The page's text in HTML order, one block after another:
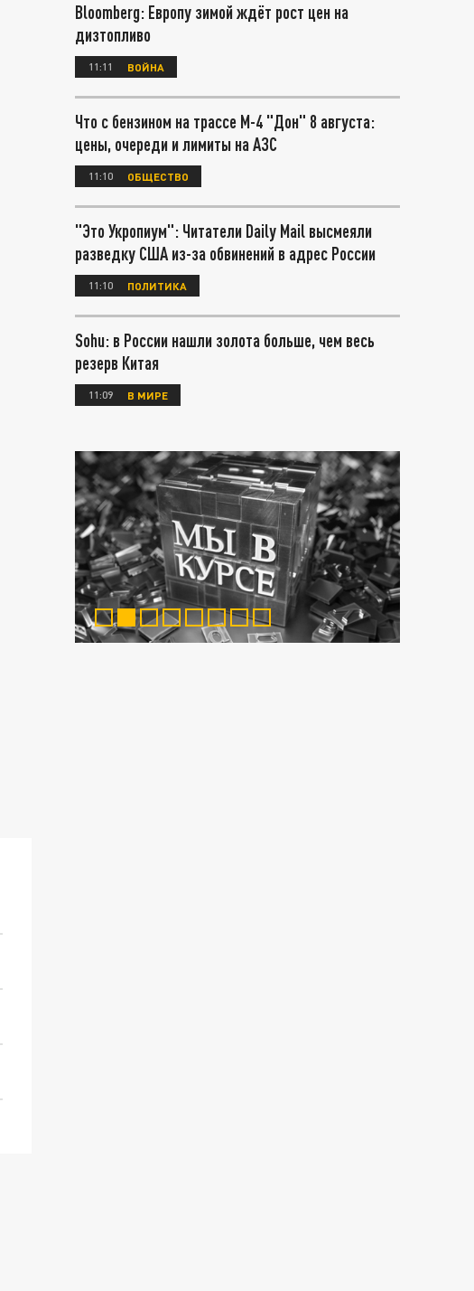
Bloomberg: Европу зимой ждёт рост цен на
дизтопливо
11:11 ВОЙНА
Что с бензином на трассе М-4 "Дон" 8 августа:
цены, очереди и лимиты на АЗС
11:10 ОБЩЕСТВО
"Это Укропиум": Читатели Daily Mail высмеяли
разведку США из-за обвинений в адрес России
11:10 ПОЛИТИКА
Sohu: в России нашли золота больше, чем весь
резерв Китая
11:09 В МИРЕ